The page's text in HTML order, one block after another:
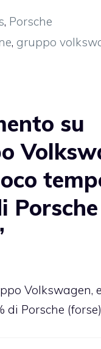
, Porsche
, gruppo
su
Porsche
Volkswagen,
di Porsche